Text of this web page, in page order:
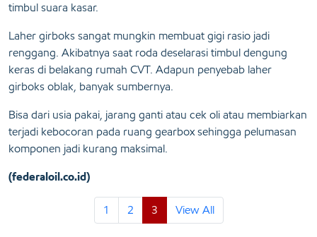
timbul suara kasar.
Laher girboks sangat mungkin membuat gigi rasio jadi
renggang. Akibatnya saat roda deselarasi timbul dengung
keras di belakang rumah CVT. Adapun penyebab laher
girboks oblak, banyak sumbernya.
Bisa dari usia pakai, jarang ganti atau cek oli atau membiarkan
terjadi kebocoran pada ruang gearbox sehingga pelumasan
komponen jadi kurang maksimal.
(federaloil.co.id)
1 2 3 View All